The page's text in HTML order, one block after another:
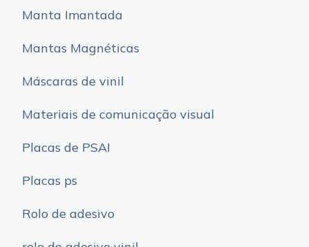
Manta Imantada
Mantas Magnéticas
Máscaras de vinil
Materiais de comunicação visual
Placas de PSAI
Placas ps
Rolo de adesivo